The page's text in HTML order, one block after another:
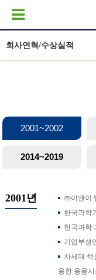
회사연혁/수상실적
2001~2002
2014~2019
2001년
㈜이앤이
한국과학
한국과학
기업부설
차세대 핵
용한 용융